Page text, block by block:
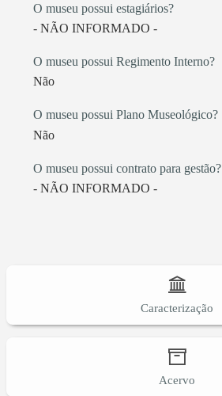
O museu possui estagiários?
- NÃO INFORMADO -
O museu possui Regimento Interno?
Não
O museu possui Plano Museológico?
Não
O museu possui contrato para gestão?
- NÃO INFORMADO -
Caracterização
Acervo